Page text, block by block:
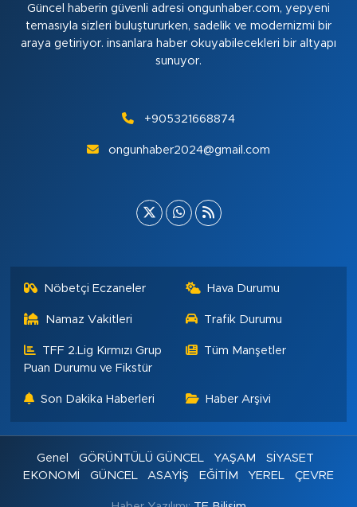
Güncel haberin güvenli adresi ongunhaber.com, yepyeni
temasıyla sizleri buluştururken, sadelik ve modernizmi bir
araya getiriyor. insanlara haber okuyabilecekleri bir altyapı
sunuyor.
+905321668874
ongunhaber2024@gmail.com
Nöbetçi Eczaneler Hava Durumu
Namaz Vakitleri Trafik Durumu
TFF 2.Lig Kırmızı Grup
Puan Durumu ve Fikstür
Tüm Manşetler
Son Dakika Haberleri Haber Arşivi
Genel GÖRÜNTÜLÜ GÜNCEL YAŞAM
SİYASET
EKONOMİ
GÜNCEL ASAYİŞ EĞİTİM YEREL ÇEVRE